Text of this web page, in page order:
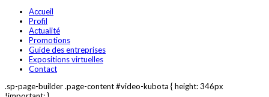
Accueil
Profil
Actualité
Promotions
Guide des entreprises
Expositions virtuelles
Contact
.sp-page-builder .page-content #video-kubota { height: 346px